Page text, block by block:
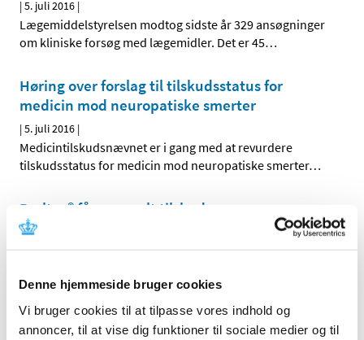
Denne hjemmeside bruger cookies
Vi bruger cookies til at tilpasse vores indhold og
annoncer, til at vise dig funktioner til sociale medier og til
|5. juli 2016 |
Lægemiddelstyrelsen modtog sidste år 329 ansøgninger
om kliniske forsøg med lægemidler. Det er 45…
Høring over forslag til tilskudsstatus for
medicin mod neuropatiske smerter
|5. juli 2016 |
Medicintilskudsnævnet er i gang med at revurdere
tilskudsstatus for medicin mod neuropatiske smerter…
Braltus® får generelt tilskud
|4. juli 2016
Lægemiddelstyrelsen har besluttet, at Braltus® skal have
Bedre adgang til patientdata i kliniske forsøg
for monitorer og GCP-inspektører